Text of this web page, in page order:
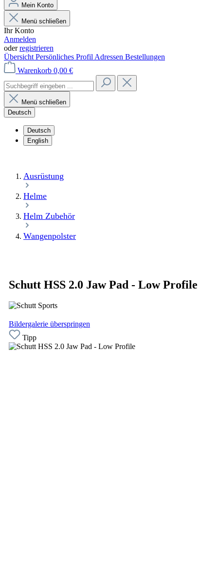
Mein Konto
Menü schließen
Ihr Konto
Anmelden
oderregistrieren
Übersicht Persönliches Profil Adressen Bestellungen
Warenkorb 0,00 €
Menü schließen
Deutsch
Deutsch
English
Ausrüstung
Helme
Helm Zubehör
Wangenpolster
Schutt HSS 2.0 Jaw Pad - Low Profile
Bildergalerie überspringen
Tipp